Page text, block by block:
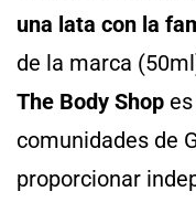
una lata con la
de la marca
The Body Shop
comunidades de
proporcionar